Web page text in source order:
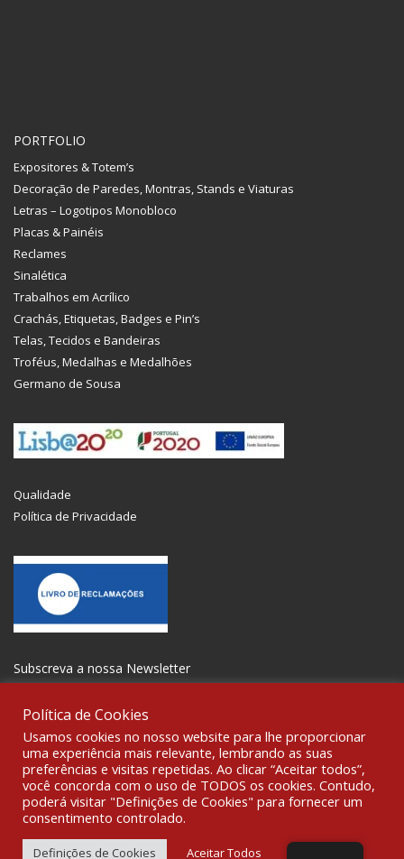
PORTFOLIO
Expositores & Totem’s
Decoração de Paredes, Montras, Stands e Viaturas
Letras – Logotipos Monobloco
Placas & Painéis
Reclames
Sinalética
Trabalhos em Acrílico
Crachás, Etiquetas, Badges e Pin’s
Telas, Tecidos e Bandeiras
Troféus, Medalhas e Medalhões
Germano de Sousa
Qualidade
Política de Privacidade
Subscreva a nossa Newsletter
SOCIALIZE
© 2021 All rights reserved Gravoplot-Gravação,Impressão e
Sinalética Lda. WebDesign:
Fibra Design.
Política de Cookies
Usamos cookies no nosso website para lhe proporcionar
uma experiência mais relevante, lembrando as suas
preferências e visitas repetidas. Ao clicar “Aceitar todos”,
você concorda com o uso de TODOS os cookies. Contudo,
poderá visitar "Definições de Cookies" para fornecer um
consentimento controlado.
Definições de Cookies Aceitar Todos